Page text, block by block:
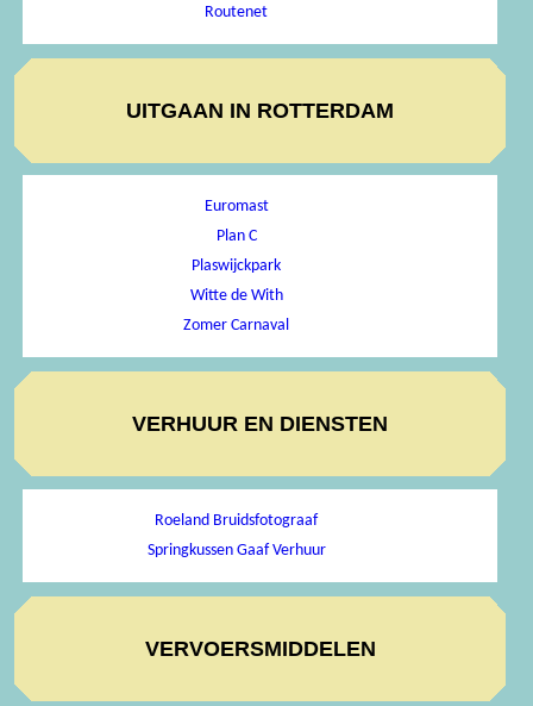
Routenet
UITGAAN IN ROTTERDAM
Euromast
Plan C
Plaswijckpark
Witte de With
Zomer Carnaval
VERHUUR EN DIENSTEN
Roeland Bruidsfotograaf
Springkussen Gaaf Verhuur
VERVOERSMIDDELEN